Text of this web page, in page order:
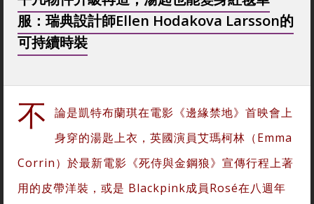
服：瑞典設計師Ellen Hodakova Larsson的
可持續時裝
不 論是凱特布蘭琪在電影《邊緣禁地》首映會上
身穿的湯匙上衣 ，英國演員艾瑪柯林（Emma
Corrin）於最新電影《死侍與金鋼狼》宣傳行程上著
用的皮帶洋裝，或是 Blackpink成員Rosé在八週年